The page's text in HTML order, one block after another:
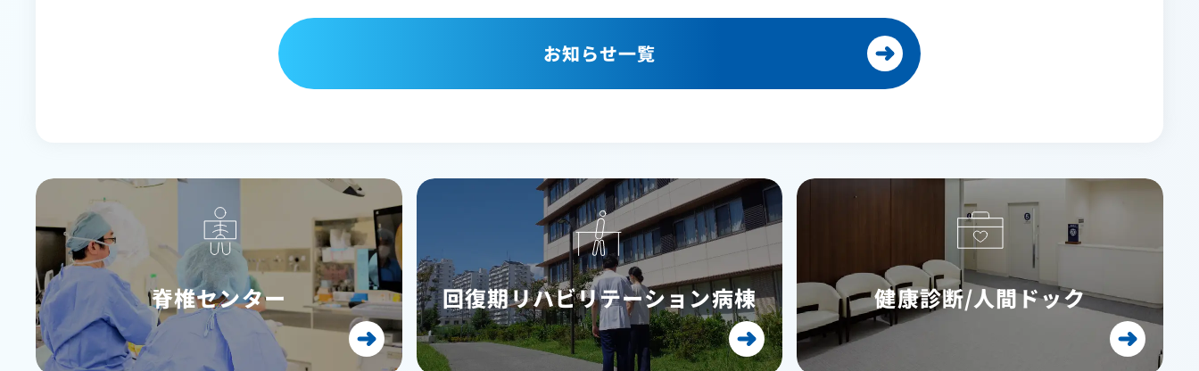
お知らせ一覧
脊椎センター 回復期リハビリテーション病棟 健康診断/人間ドック